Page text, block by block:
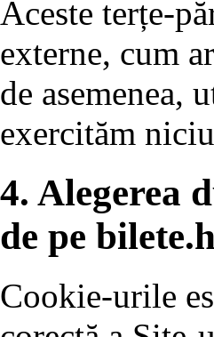
Aceste terțe-
externe, cum
de asemenea,
exercităm
4. Alegerea
de pe
Cookie-urile